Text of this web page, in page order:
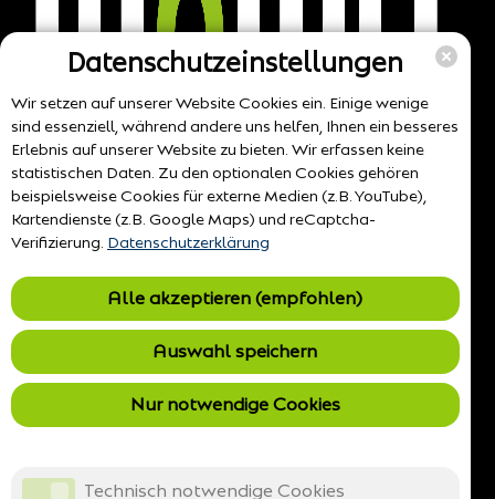
Datenschutzeinstellungen
Wir setzen auf unserer Website Cookies ein. Einige wenige
sind essenziell, während andere uns helfen, Ihnen ein besseres
Erlebnis auf unserer Website zu bieten. Wir erfassen keine
statistischen Daten. Zu den optionalen Cookies gehören
beispielsweise Cookies für externe Medien (z.B. YouTube),
Kartendienste (z.B. Google Maps) und reCaptcha-
Verifizierung. Datenschutzerklärung
Alle akzeptieren (empfohlen)
Auswahl speichern
Nur notwendige Cookies
Technisch notwendige Cookies